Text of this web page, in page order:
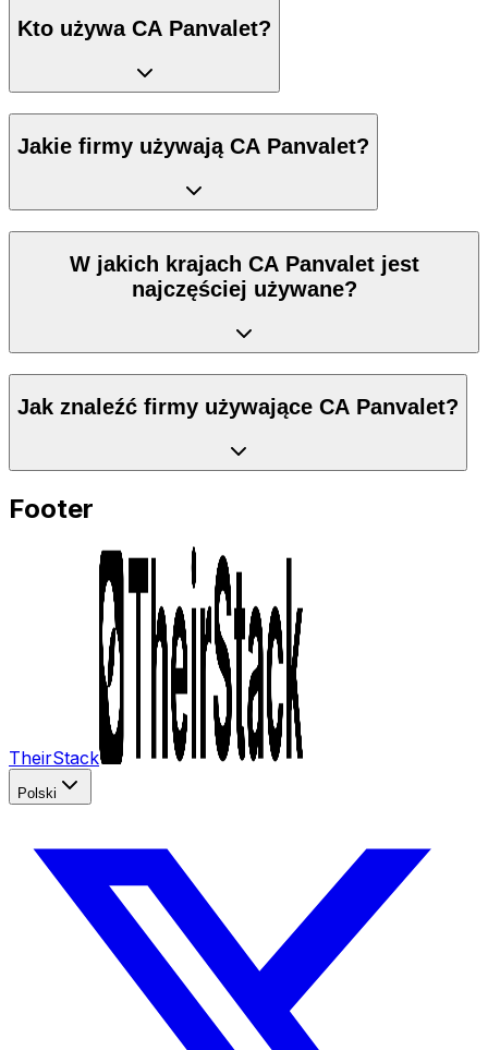
Kto używa CA Panvalet?
Jakie firmy używają CA Panvalet?
W jakich krajach CA Panvalet jest
najczęściej używane?
Jak znaleźć firmy używające CA Panvalet?
Footer
TheirStack
Polski